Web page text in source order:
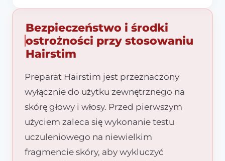
Bezpieczeństwo i środki
ostrożności przy stosowaniu
Hairstim
Preparat Hairstim jest przeznaczony
wyłącznie do użytku zewnętrznego na
skórę głowy i włosy. Przed pierwszym
użyciem zaleca się wykonanie testu
uczuleniowego na niewielkim
fragmencie skóry, aby wykluczyć